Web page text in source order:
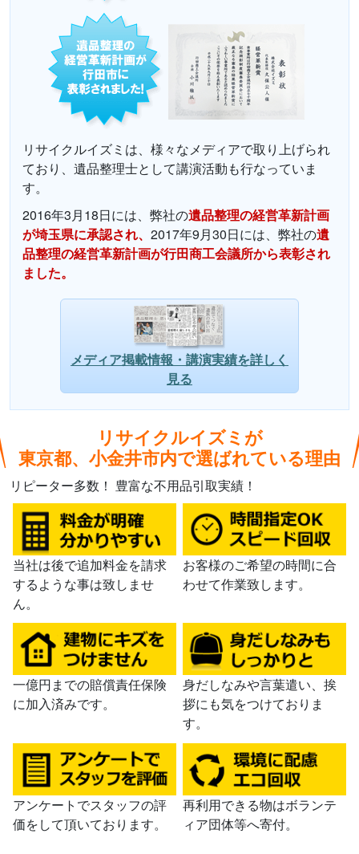
リサイクルイズミは、様々なメディアで取り上げられ
ており、遺品整理士として講演活動も行なっていま
す。
2016年3月18日には、弊社の遺品整理の経営革新計画
が埼玉県に承認され、 2017年9月30日には、弊社の遺
品整理の経営革新計画が行田商工会議所から表彰され
ました。
メディア掲載情報・講演実績を詳しく
見る
リサイクルイズミが
東京都、小金井市内で選ばれている理由
リピーター多数！ 豊富な不用品引取実績！
当社は後で追加料金を請求
するような事は致しませ
ん。
お客様のご希望の時間に合
わせて作業致します。
一億円までの賠償責任保険
に加入済みです。
身だしなみや言葉遣い、挨
拶にも気をつけておりま
す。
アンケートでスタッフの評
価をして頂いております。
再利用できる物はボランテ
ィア団体等へ寄付。